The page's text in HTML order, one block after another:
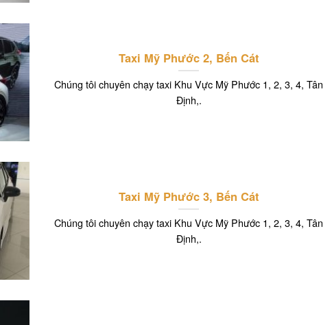
Taxi Mỹ Phước 2, Bến Cát
Chúng tôi chuyên chạy taxi Khu Vực Mỹ Phước 1, 2, 3, 4, Tân
Định,.
Taxi Mỹ Phước 3, Bến Cát
Chúng tôi chuyên chạy taxi Khu Vực Mỹ Phước 1, 2, 3, 4, Tân
Định,.